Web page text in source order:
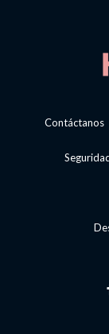
Contáctanos